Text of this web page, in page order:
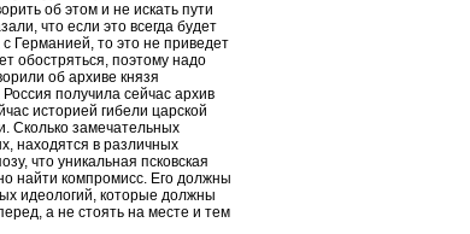
об этом и не искать пути
что если это всегда будет
Германией, то это не приведет
обостряться, поэтому надо
об архиве князя
получила сейчас архив
историей гибели царской
Сколько замечательных
находятся в различных
что уникальная псковская
найти компромисс. Его должны
идеологий, которые должны
а не стоять на месте и тем